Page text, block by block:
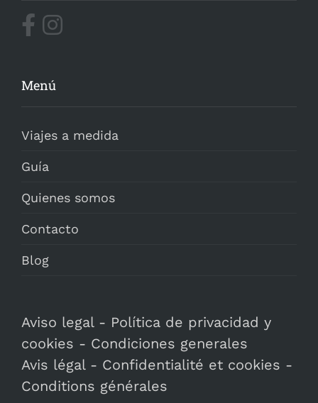
Menú
Viajes a medida
Guía
Quienes somos
Contacto
Blog
Aviso legal- Política de privacidad y
cookies - Condiciones generales
Avis légal- Confidentialité et cookies -
Conditions générales